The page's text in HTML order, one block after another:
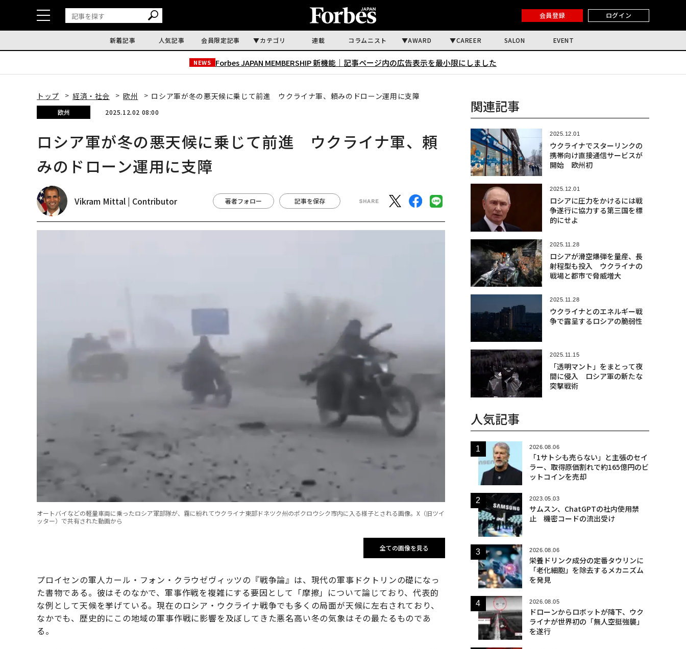
会員登録 ログイン
新着記事 人気記事 会員限定記事 カテゴリ 連載 コラムニスト AWARD CAREER SALON EVENT
NEWS Forbes JAPAN MEMBERSHIP 新機能｜ 記事ページ内の広告表示を最小限にしました
トップ 経済・社会 欧州 ロシア軍が冬の悪天候に乗じて前進 ウクライナ軍、頼みのドローン運用に支障
欧州 2025.12.02 08:00
ロシア軍が冬の悪天候に乗じて前進 ウクライナ軍、頼
みのドローン運用に支障
Vikram Mittal | Contributor 著者フォロー 記事を保存
オートバイなどの軽量車両に乗ったロシア軍部隊が、霧に紛れてウクライナ東部ドネツク州のポクロウシク市内に入る様子とされる画像。X（旧ツイ
ッター）で共有された動画から
全ての画像を見る
プロイセンの軍人カール・フォン・クラウゼヴィッツの『戦争論』は、現代の軍事ドクトリンの礎になっ
た書物である。彼はそのなかで、軍事作戦を複雑にする要因として「摩擦」について論じており、代表的
な例として天候を挙げている。現在のロシア・ウクライナ戦争でも多くの局面が天候に左右されており、
なかでも、歴史的にこの地域の軍事作戦に影響を及ぼしてきた悪名高い冬の気象はその最たるものであ
る。
関連記事
2025.12.01
ウクライナでスターリンクの
携帯向け直接通信サービスが
開始 欧州初
2025.12.01
ロシアに圧力をかけるには戦
争遂行に協力する第三国を標
的にせよ
2025.11.28
ロシアが滑空爆弾を量産、長
射程型も投入 ウクライナの
戦場と都市で脅威増大
2025.11.28
ウクライナとのエネルギー戦
争で露呈するロシアの脆弱性
2025.11.15
「透明マント」をまとって夜
間に侵入 ロシア軍の新たな
突撃戦術
人気記事
2026.08.06
「1サトシも売らない」と主張のセイ
ラー、取得原価割れで約165億円のビ
ットコインを売却
2023.05.03
サムスン、ChatGPTの社内使用禁
止 機密コードの流出受け
2026.08.06
栄養ドリンク成分の定番タウリンに
「老化細胞」を除去するメカニズム
を発見
2026.08.05
ドローンからロボットが降下、ウク
ライナが世界初の「無人空挺強襲」
を遂行